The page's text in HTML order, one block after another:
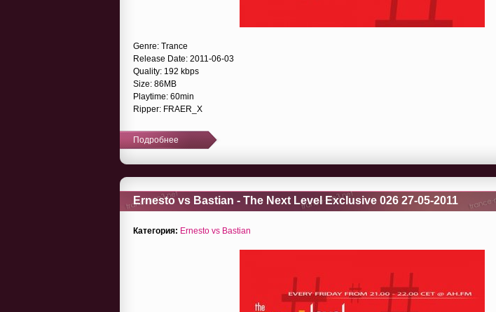
Genre: Trance
Release Date: 2011-06-03
Quality: 192 kbps
Size: 86MB
Playtime: 60min
Ripper: FRAER_X
Подробнее
Ernesto vs Bastian - The Next Level Exclusive 026 27-05-2011
Категория: Ernesto vs Bastian